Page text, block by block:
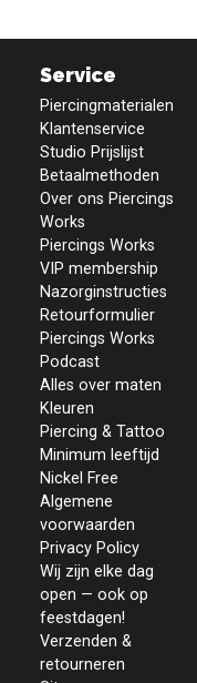
Service
Piercingmaterialen
Klantenservice
Studio Prijslijst
Betaalmethoden
Over ons Piercings
Works
Piercings Works
VIP membership
Nazorginstructies
Retourformulier
Piercings Works
Podcast
Alles over maten
Kleuren
Piercing & Tattoo
Minimum leeftijd
Nickel Free
Algemene
voorwaarden
Privacy Policy
Wij zijn elke dag
open — ook op
feestdagen!
Verzenden &
retourneren